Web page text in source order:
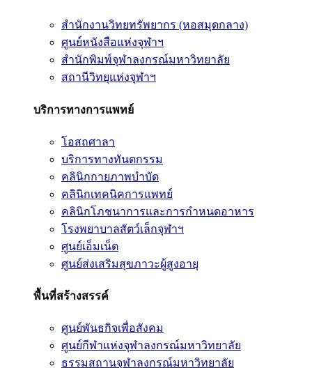
สำนักงานวิทยทรัพยากร (หอสมุดกลาง)
ศูนย์หนังสือแห่งจุฬาฯ
สำนักพิมพ์จุฬาลงกรณ์มหาวิทยาลัย
สถานีวิทยุแห่งจุฬาฯ
บริการทางการแพทย์
โอสถศาลา
บริการทางทันตกรรม
คลินิกกายภาพบำบัด
คลินิกเทคนิคการแพทย์
คลินิกโภชนาการและการกำหนดอาหาร
โรงพยาบาลสัตว์เล็กจุฬาฯ
ศูนย์เอ็มเน็ต
ศูนย์ส่งเสริมสุขภาวะผู้สูงอายุ
พื้นที่สร้างสรรค์
ศูนย์พันธกิจเพื่อสังคม
ศูนย์กีฬาแห่งจุฬาลงกรณ์มหาวิทยาลัย
ธรรมสถานจุฬาลงกรณ์มหาวิทยาลัย